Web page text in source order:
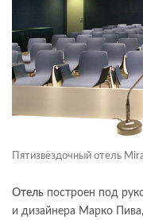
Пятизвёздочный отель
Отель построен под
и дизайнера Марко